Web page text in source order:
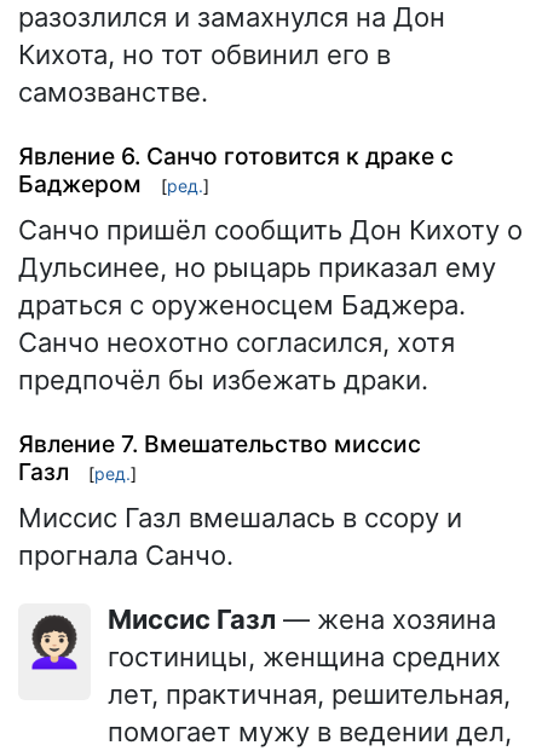
разозлился и замахнулся на Дон
Кихота, но тот обвинил его в
самозванстве.
Явление 6. Санчо готовится к драке с
Баджером
[ред.]
Санчо пришёл сообщить Дон Кихоту о
Дульсинее, но рыцарь приказал ему
драться с оруженосцем Баджера.
Санчо неохотно согласился, хотя
предпочёл бы избежать драки.
Явление 7. Вмешательство миссис
Газл
[ред.]
Миссис Газл вмешалась в ссору и
прогнала Санчо.
👩🏻‍🦱 Миссис Газл — жена хозяина
гостиницы, женщина средних
лет, практичная, решительная,
помогает мужу в ведении дел,